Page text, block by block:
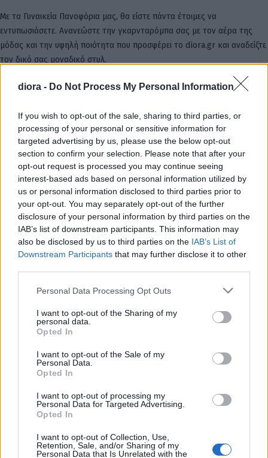
diora - Do Not Process My Personal Information
If you wish to opt-out of the sale, sharing to third parties, or
processing of your personal or sensitive information for
targeted advertising by us, please use the below opt-out
section to confirm your selection. Please note that after your
opt-out request is processed you may continue seeing
interest-based ads based on personal information utilized by
us or personal information disclosed to third parties prior to
your opt-out. You may separately opt-out of the further
disclosure of your personal information by third parties on the
IAB’s list of downstream participants. This information may
also be disclosed by us to third parties on the IAB’s List of
Downstream Participants that may further disclose it to other
Please note that this website/app uses one or more Google
not limited to your visit or usage behaviour. You may click to
grant or deny consent to Google and its third-party tags to
use your data for below specified purposes in below Google
consent section.
Personal Data Processing Opt Outs
I want to opt-out of the Sharing of my
personal data.
Opted In
I want to opt-out of the Sale of my
Personal Data.
Opted In
I want to opt-out of processing my
Personal Data for Targeted Advertising.
Opted In
I want to opt-out of Collection, Use,
Retention, Sale, and/or Sharing of my
Personal Data that Is Unrelated with the
ΕΎΡΟΣ ΤΙΜΉΣ
30.00€
Μαύρο
Με τα Γυναικεία Πανοφόρια μας, θα είστε πάντα έτοιμες να
εντυπωσιάσετε. Ανανεώστε την γκαρνταρόμπα σας με τον αέρα της
μόδας και την υψηλή ποιότητα που προσφέρει το diora.gr και αναδείξτε
τον δικό σας μοναδικό στυλ.
Αρχική σελίδα Κατάστημα
Πανοφόρια
Show sidebar
-25%
Σακάκι Plinius Μαύρο
Δερματίνη
29.90€